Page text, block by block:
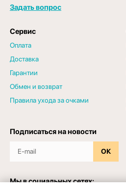
Задать вопрос
Сервис
Оплата
Доставка
Гарантии
Обмен и возврат
Правила ухода за очками
Подписаться на новости
ОК
Мы в социальных сетях: